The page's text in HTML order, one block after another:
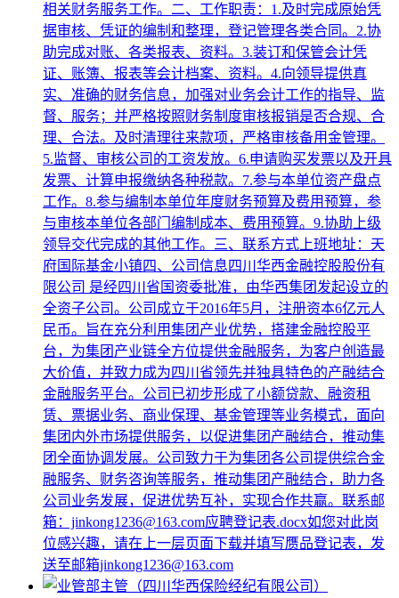
相关财务服务工作。二、工作职责：1.及时完成原始凭
据审核、凭证的编制和整理，登记管理各类合同。2.协
助完成对账、各类报表、资料。3.装订和保管会计凭
证、账簿、报表等会计档案、资料。4.向领导提供真
实、准确的财务信息，加强对业务会计工作的指导、监
督、服务；并严格按照财务制度审核报销是否合规、合
理、合法。及时清理往来款项，严格审核备用金管理。
5.监督、审核公司的工资发放。6.申请购买发票以及开具
发票、计算申报缴纳各种税款。7.参与本单位资产盘点
工作。8.参与编制本单位年度财务预算及费用预算，参
与审核本单位各部门编制成本、费用预算。9.协助上级
领导交代完成的其他工作。三、联系方式上班地址：天
府国际基金小镇四、公司信息四川华西金融控股股份有
限公司 是经四川省国资委批准，由华西集团发起设立的
全资子公司。公司成立于2016年5月，注册资本6亿元人
民币。旨在充分利用集团产业优势，搭建金融控股平
台，为集团产业链全方位提供金融服务，为客户创造最
大价值，并致力成为四川省领先并独具特色的产融结合
金融服务平台。公司已初步形成了小额贷款、融资租
赁、票据业务、商业保理、基金管理等业务模式，面向
集团内外市场提供服务，以促进集团产融结合，推动集
团全面协调发展。公司致力于为集团各公司提供综合金
融服务、财务咨询等服务，推动集团产融结合，助力各
公司业务发展，促进优势互补，实现合作共赢。联系邮
箱：jinkong1236@163.com应聘登记表.docx如您对此岗
位感兴趣，请在上一层页面下载并填写赝品登记表，发
送至邮箱jinkong1236@163.com